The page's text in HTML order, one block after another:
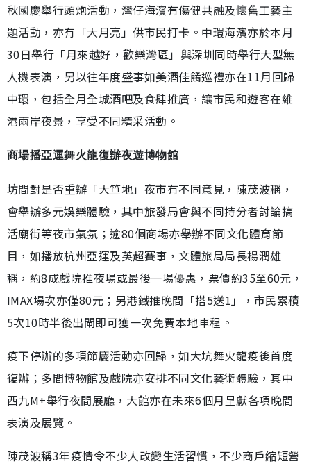
秋國慶舉行頭炮活動，灣仔海濱有傷健共融及懷舊工藝主
題活動，亦有「大月亮」供市民打卡。中環海濱亦於本月
30日舉行「月來越好，歡樂灣區」與深圳同時舉行大型無
人機表演，另以往年度盛事如美酒佳餚巡禮亦在11月回歸
中環，包括全月全城酒吧及食肆推廣，讓市民和遊客在維
港兩岸夜景，享受不同精采活動。
商場播亞運舞火龍復辦夜遊博物館
坊間對是否重辦「大笪地」夜市有不同意見，陳茂波稱，
會舉辦多元娛樂體驗，其中旅發局會與不同持分者討論搞
活廟街等夜市氣氛；逾80個商場亦舉辦不同文化體育節
目，如播放杭州亞運及英超賽事，文體旅局局長楊潤雄
稱，約8成戲院推夜場或最後一場優惠，票價約35至60元，
IMAX場次亦僅80元；另港鐵推晚間「搭5送1」，市民累積
5次10時半後出閘即可獲一次免費本地車程。
疫下停辦的多項節慶活動亦回歸，如大坑舞火龍疫後首度
復辦；多間博物館及戲院亦安排不同文化藝術體驗，其中
西九M+舉行夜間展廳，大館亦在未來6個月呈獻各項晚間
表演及展覽。
陳茂波稱3年疫情令不少人改變生活習慣，不少商戶縮短營